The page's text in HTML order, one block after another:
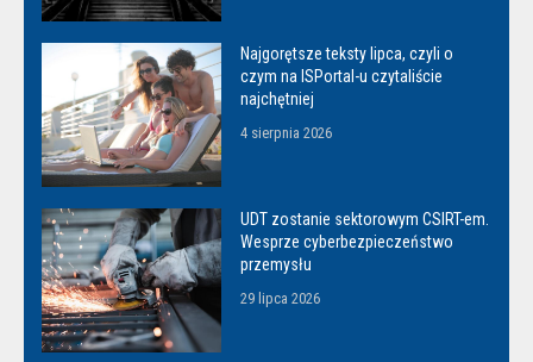
Najgorętsze teksty lipca, czyli o
czym na ISPortal-u czytaliście
najchętniej
4 sierpnia 2026
UDT zostanie sektorowym CSIRT-em.
Wesprze cyberbezpieczeństwo
przemysłu
29 lipca 2026